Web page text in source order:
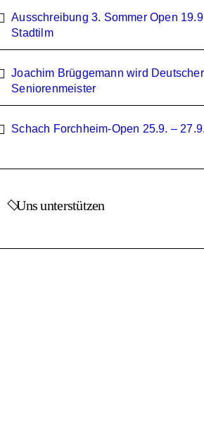
Ausschreibung 3. Sommer Open
Stadtilm
Joachim Brüggemann wird
Seniorenmeister
Schach Forchheim-Open 25.9. –
Uns unterstützen